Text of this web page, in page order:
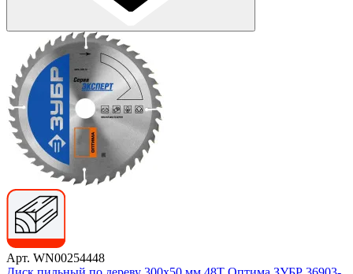
Арт. WN00254448